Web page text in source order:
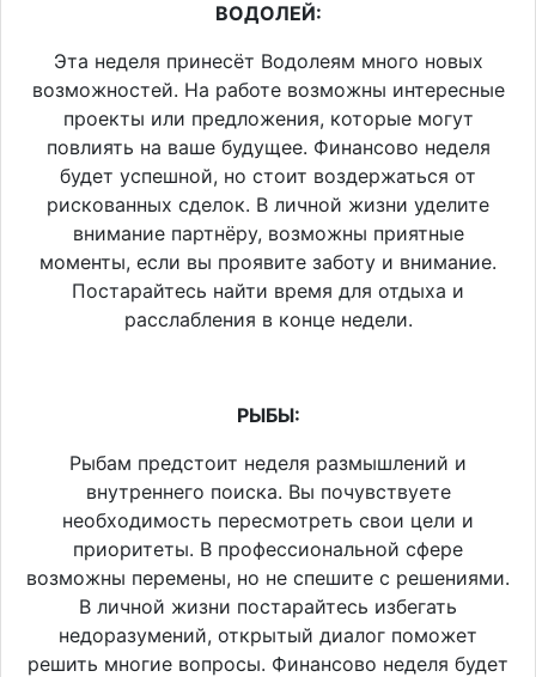
ВОДОЛЕЙ:
Эта неделя принесёт Водолеям много новых
возможностей. На работе возможны интересные
проекты или предложения, которые могут
повлиять на ваше будущее. Финансово неделя
будет успешной, но стоит воздержаться от
рискованных сделок. В личной жизни уделите
внимание партнёру, возможны приятные
моменты, если вы проявите заботу и внимание.
Постарайтесь найти время для отдыха и
расслабления в конце недели.
РЫБЫ:
Рыбам предстоит неделя размышлений и
внутреннего поиска. Вы почувствуете
необходимость пересмотреть свои цели и
приоритеты. В профессиональной сфере
возможны перемены, но не спешите с решениями.
В личной жизни постарайтесь избегать
недоразумений, открытый диалог поможет
решить многие вопросы. Финансово неделя будет